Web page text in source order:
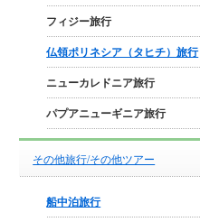
フィジー旅行
仏領ポリネシア（タヒチ）旅行
ニューカレドニア旅行
パプアニューギニア旅行
その他旅行/その他ツアー
船中泊旅行